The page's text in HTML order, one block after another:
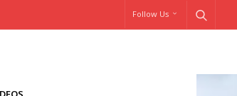
Follow Us